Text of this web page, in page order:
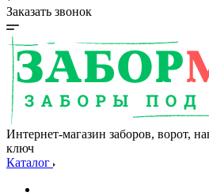
Заказать звонок
Интернет-магазин заборов, ворот,
ключ
Каталог